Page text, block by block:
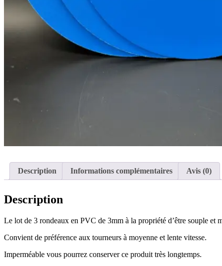
Description Informations complémentaires Avis (0)
Description
Le lot de 3 rondeaux en PVC de 3mm à la propriété d’être souple et
Convient de préférence aux tourneurs à moyenne et lente vitesse.
Imperméable vous pourrez conserver ce produit très longtemps.